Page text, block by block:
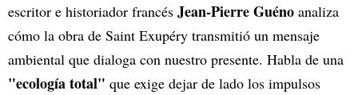
escritor e historiador francés Jean-Pierre Guéno analiza
cómo la obra de Saint Exupéry transmitió un mensaje
ambiental que dialoga con nuestro presente. Habla de una
"ecología total" que exige dejar de lado los impulsos